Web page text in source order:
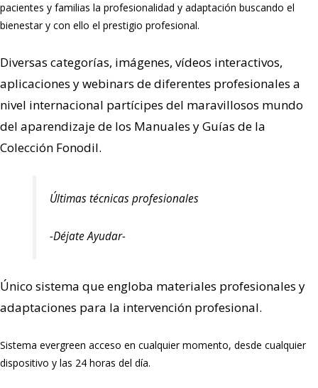
pacientes y familias la profesionalidad y adaptación buscando el
bienestar y con ello el prestigio profesional.
Diversas categorías, imágenes, vídeos interactivos,
aplicaciones y webinars de diferentes profesionales a
nivel internacional partícipes del maravillosos mundo
del aparendizaje de los Manuales y Guías de la
Colección Fonodil.
Últimas técnicas profesionales
-Déjate Ayudar-
Único sistema que engloba materiales profesionales y
adaptaciones para la intervención profesional.
Sistema evergreen acceso en cualquier momento, desde cualquier
dispositivo y las 24 horas del día.